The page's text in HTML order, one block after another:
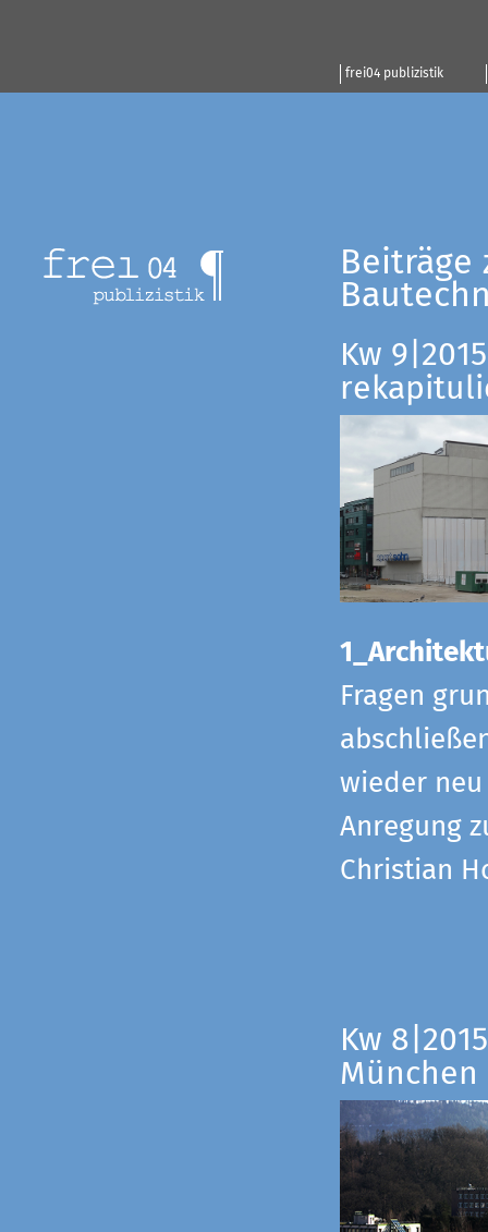
frei04 publizistik
Beiträge
Kw
Fragen
wieder
Anregung
Christian
Kw
München